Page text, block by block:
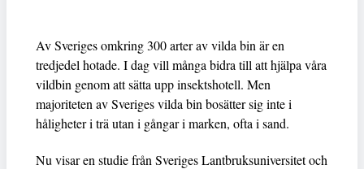
Av Sveriges omkring 300 arter av vilda bin är en
tredjedel hotade. I dag vill många bidra till att hjälpa våra
vildbin genom att sätta upp insektshotell. Men
majoriteten av Sveriges vilda bin bosätter sig inte i
håligheter i trä utan i gångar i marken, ofta i sand.
Nu visar en studie från Sveriges Lantbruksuniversitet och